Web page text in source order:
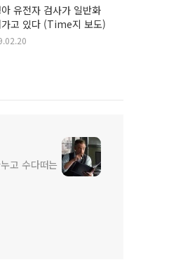
유전자 검사가 일반화
가고 있다 (Time지 보도)
고 수다떠는